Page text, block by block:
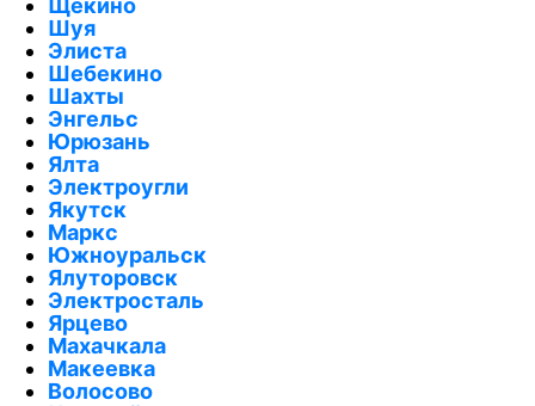
Шуя
Элиста
Шебекино
Шахты
Энгельс
Юрюзань
Ялта
Электроугли
Якутск
Маркс
Южноуральск
Ялуторовск
Электросталь
Ярцево
Махачкала
Макеевка
Волосово